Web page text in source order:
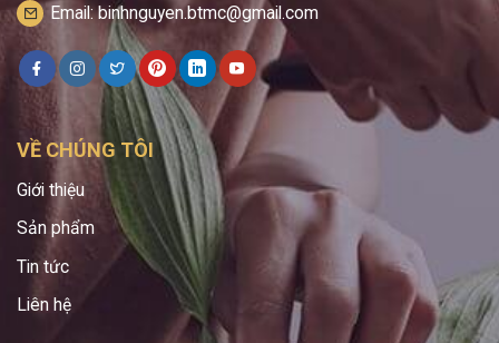
Email: binhnguyen.btmc@gmail.com
VỀ CHÚNG TÔI
Giới thiệu
Sản phẩm
Tin tức
Liên hệ